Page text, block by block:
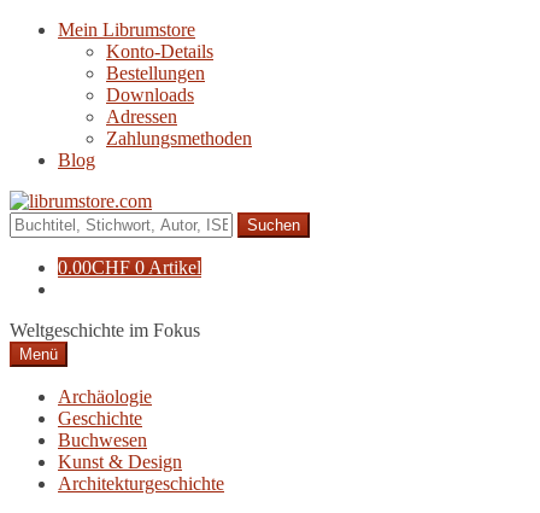
Navigation
Zum
Mein Librumstore
Konto-Details
Bestellungen
Downloads
Adressen
Zahlungsmethoden
Blog
Suche
nach:
0.00CHF 0 Artikel
Weltgeschichte im Fokus
Menü
Archäologie
Geschichte
Buchwesen
Kunst & Design
Architekturgeschichte